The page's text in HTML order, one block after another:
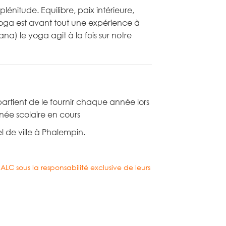
Equilibre, paix intérieure,
est avant tout une expérience à
le yoga agit à la fois sur notre
de le fournir chaque année lors
scolaire en cours
de ville à Phalempin.
sous la responsabilité exclusive de leurs